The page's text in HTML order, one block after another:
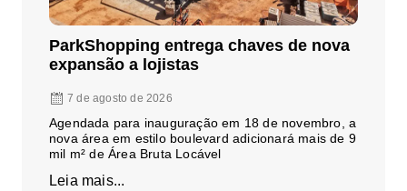
ParkShopping entrega chaves de nova
expansão a lojistas
7 de agosto de 2026
Agendada para inauguração em 18 de novembro, a
nova área em estilo boulevard adicionará mais de 9
mil m² de Área Bruta Locável
Leia mais...